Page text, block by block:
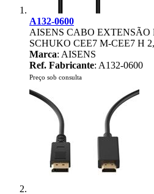
A132-0600
AISENS CABO
SCHUKO CEE7 M-CEE7 H
Marca: AISENS
Ref. Fabricante: A132-0600
Preço sob consulta